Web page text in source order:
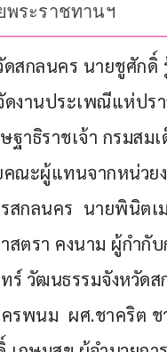
พระราชทานฯ
สกลนคร นายชูศักดิ์
ดงานประเพณีแห่ปร
าธิราชเจ้า กรมสม
คณะผู้แทนจากหน่วย
กลนคร  นายพินิต
สตรา คงนาม ผู้กำกั
ร์ วัฒนธรรมจังหวัดส
รพนม  ผศ.ชาคริต